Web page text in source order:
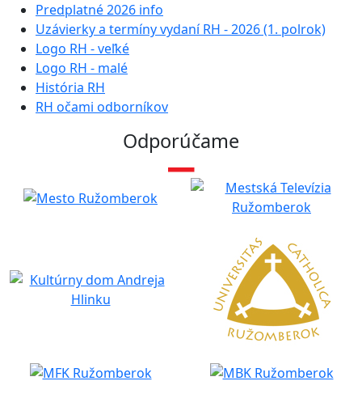
Predplatné 2026 info
Uzávierky a termíny vydaní RH - 2026 (1. polrok)
Logo RH - veľké
Logo RH - malé
História RH
RH očami odborníkov
Odporúčame